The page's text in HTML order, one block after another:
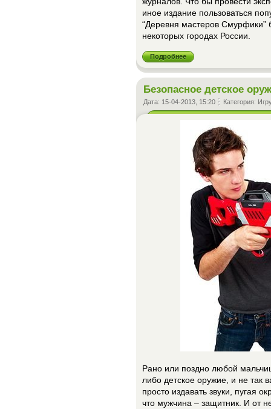
иное издание пользоваться
“Деревня мастеров
некоторых городах России.
Подробнее
Безопасное детское
Дата: 15-04-2013, 15:20 Категория:
Рано или поздно любой
либо детское оружие, и не так
просто издавать звуки, пугая
что мужчина – защитник. И от